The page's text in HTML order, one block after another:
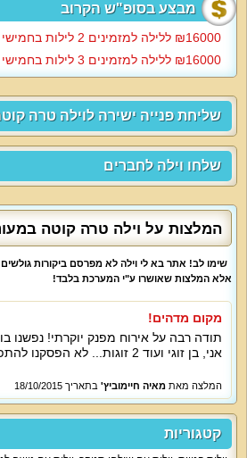
מבצע בסופ"ש הקרוב
16000‏₪ ללילה למזמינים 2 לילות בחמישי (13.08) עד 60 אורחים
16000‏₪ ללילה למזמינים 3 לילות בחמישי (13.08) עד 60 אורחים
שליחת פנייה ישירה לוילה טרה
שלחו וילה לחברים
המלצות על וילה טרה קוטה
שימו לב! אתר בא לי וילה לא מפרסם ביקורות גולשים
אלא המלצות שאושרו ע"י המערכת בלבד!
מקום מדהים!
תודה רבה על אירוח מפנק יוקרתי! נפשנו
אני, בן זוגי ועוד 2 זוגות... לא הפסקנו להתפנק! ממליצים בחום!
המלצה מאת מאיה חיימוביץ' בתאריך 18/10/2015
קטגוריות